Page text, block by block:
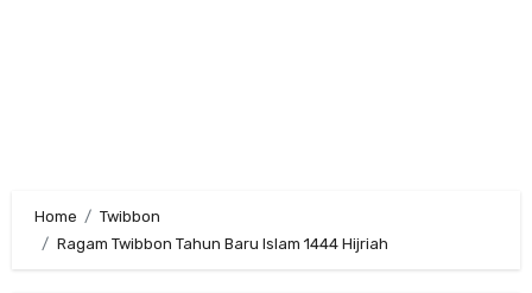
Home
Twibbon
Ragam Twibbon Tahun Baru Islam 1444 Hijriah